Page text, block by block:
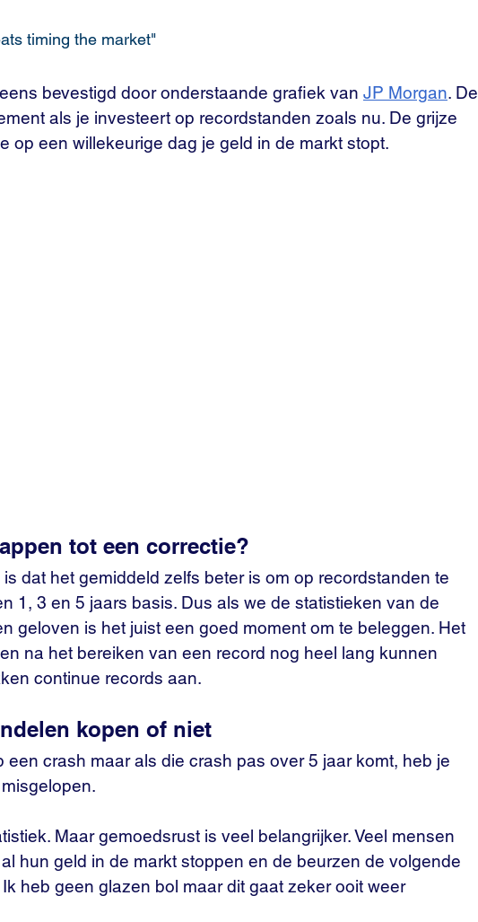
timing the market"
bevestigd door onderstaande grafiek van JP Morgan. De
als je investeert op recordstanden zoals nu. De grijze
op een willekeurige dag je geld in de markt stopt.
tot een correctie?
dat het gemiddeld zelfs beter is om op recordstanden te
1, 3 en 5 jaars basis. Dus als we de statistieken van de
geloven is het juist een goed moment om te beleggen. Het
na het bereiken van een record nog heel lang kunnen
continue records aan.
kopen of niet
crash maar als die crash pas over 5 jaar komt, heb je
Maar gemoedsrust is veel belangrijker. Veel mensen
hun geld in de markt stoppen en de beurzen de volgende
heb geen glazen bol maar dit gaat zeker ooit weer